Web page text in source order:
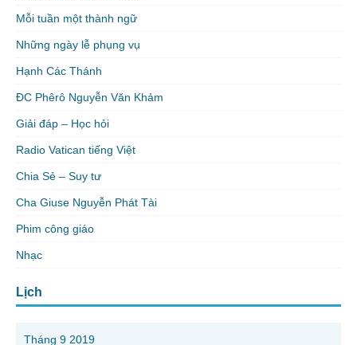
Mỗi tuần một thành ngữ
Những ngày lễ phụng vụ
Hạnh Các Thánh
ĐC Phêrô Nguyễn Văn Khảm
Giải đáp – Học hỏi
Radio Vatican tiếng Việt
Chia Sẻ – Suy tư
Cha Giuse Nguyễn Phát Tài
Phim công giáo
Nhạc
Lịch
Tháng 9 2019